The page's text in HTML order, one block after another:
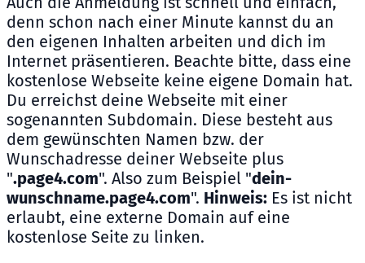
denn schon nach einer Minute kannst du an
den eigenen Inhalten arbeiten und dich im
Internet präsentieren. Beachte bitte, dass eine
kostenlose Webseite keine eigene Domain hat.
Du erreichst deine Webseite mit einer
sogenannten Subdomain. Diese besteht aus
dem gewünschten Namen bzw. der
Wunschadresse deiner Webseite plus
".page4.com". Also zum Beispiel "dein-
wunschname.page4.com". Hinweis: Es ist nicht
erlaubt, eine externe Domain auf eine
kostenlose Seite zu linken.